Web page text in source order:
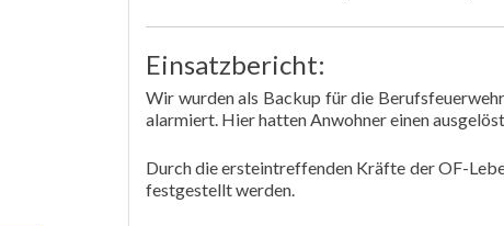
Einsatzbericht:
Wir wurden als Backup für die
alarmiert. Hier hatten Anwohner einen
Durch die ersteintreffenden Kräfte der OF-
festgestellt werden.